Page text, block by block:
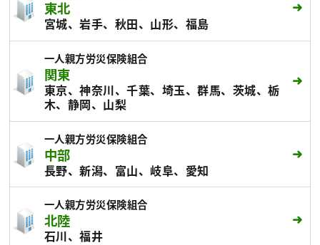
東北
宮城、岩手、秋田、山形、福島
一人親方労災保険組合
関東
東京、神奈川、千葉、埼玉、群馬、茨城、栃
木、静岡、山梨
一人親方労災保険組合
中部
長野、新潟、富山、岐阜、愛知
一人親方労災保険組合
北陸
石川、福井